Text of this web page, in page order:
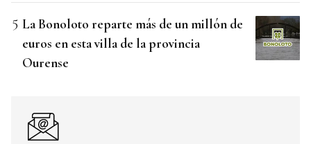
La Bonoloto reparte más de un millón de
euros en esta villa de la provincia
Ourense